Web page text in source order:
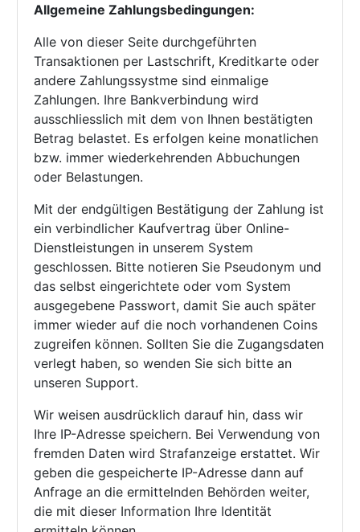
Allgemeine Zahlungsbedingungen:
Alle von dieser Seite durchgeführten
Transaktionen per Lastschrift, Kreditkarte oder
andere Zahlungssystme sind einmalige
Zahlungen. Ihre Bankverbindung wird
ausschliesslich mit dem von Ihnen bestätigten
Betrag belastet. Es erfolgen keine monatlichen
bzw. immer wiederkehrenden Abbuchungen
oder Belastungen.
Mit der endgültigen Bestätigung der Zahlung ist
ein verbindlicher Kaufvertrag über Online-
Dienstleistungen in unserem System
geschlossen. Bitte notieren Sie Pseudonym und
das selbst eingerichtete oder vom System
ausgegebene Passwort, damit Sie auch später
immer wieder auf die noch vorhandenen Coins
zugreifen können. Sollten Sie die Zugangsdaten
verlegt haben, so wenden Sie sich bitte an
unseren Support.
Wir weisen ausdrücklich darauf hin, dass wir
Ihre IP-Adresse speichern. Bei Verwendung von
fremden Daten wird Strafanzeige erstattet. Wir
geben die gespeicherte IP-Adresse dann auf
Anfrage an die ermittelnden Behörden weiter,
die mit dieser Information Ihre Identität